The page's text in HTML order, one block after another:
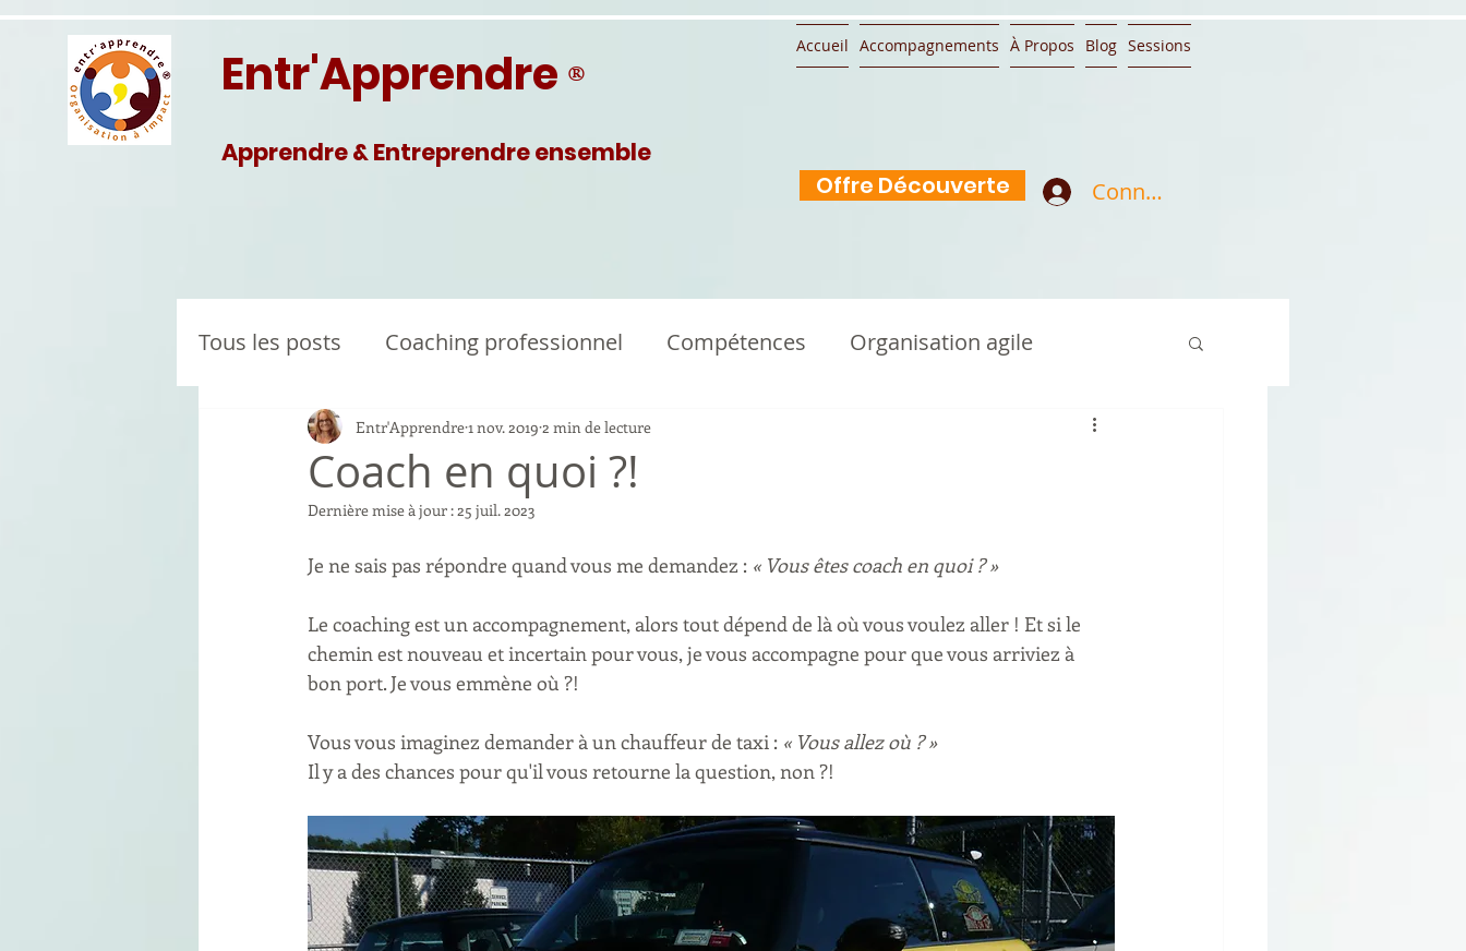
Entr'Apprendre®
Apprendre & Entreprendre ensemble
Accueil Accompagnements À Propos Blog Sessions
Connexion
Offre Découverte
Tous les posts Coaching professionnel Compétences Organisation agile
Coach en quoi ?!
Entr'Apprendre1 nov. 2019 2 min de lecture
Dernière mise à jour :25 juil. 2023
Je ne sais pas répondre quand vous me demandez : « Vous êtes coach en quoi ? »
Le coaching est un accompagnement, alors tout dépend de là où vous voulez aller ! Et si le
chemin est nouveau et incertain pour vous, je vous accompagne pour que vous arriviez à
bon port. Je vous emmène où ?!
Vous vous imaginez demander à un chauffeur de taxi : « Vous allez où ? »
Il y a des chances pour qu'il vous retourne la question, non ?!